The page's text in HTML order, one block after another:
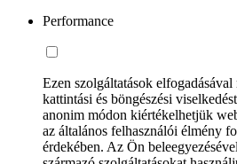
Performance
Ezen szolgáltatások
kattintási és böngészési
anonim módon kiértékelhetjük
az általános felhasználói élmény
érdekében. Az Ön